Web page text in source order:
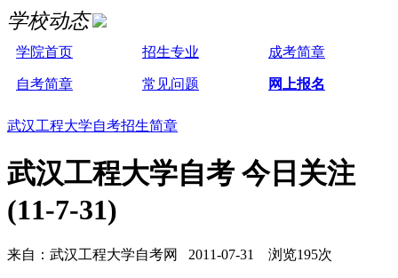
学校动态
学院首页 招生专业 成考简章
自考简章 常见问题 网上报名
武汉工程大学自考招生简章
武汉工程大学自考 今日关注
(11-7-31)
来自：武汉工程大学自考网 2011-07-31 浏览195次